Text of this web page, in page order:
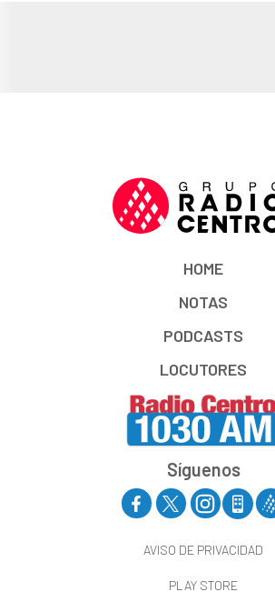
HOME
NOTAS
PODCASTS
LOCUTORES
Síguenos
AVISO DE PRIVACIDAD
PLAY STORE